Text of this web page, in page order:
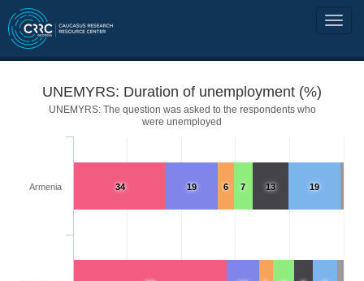
UNEMYRS: Duration of unemployment (%)
UNEMYRS: The question was asked to the respondents who
were unemployed
19
13
7
6
19
34
Armenia